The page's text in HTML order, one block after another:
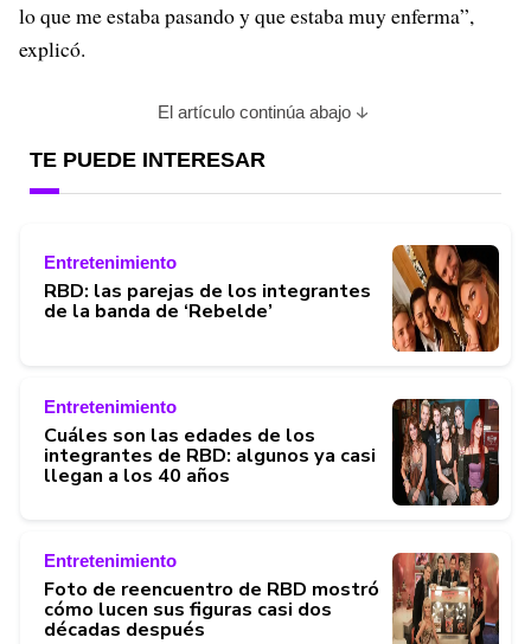
lo que me estaba pasando y que estaba muy enferma”,
explicó.
El artículo continúa abajo
TE PUEDE INTERESAR
Entretenimiento
RBD: las parejas de los integrantes
de la banda de ‘Rebelde’
Entretenimiento
Cuáles son las edades de los
integrantes de RBD: algunos ya casi
llegan a los 40 años
Entretenimiento
Foto de reencuentro de RBD mostró
cómo lucen sus figuras casi dos
décadas después